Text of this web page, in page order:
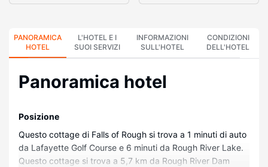
PANORAMICA
HOTEL
L'HOTEL E I
SUOI SERVIZI
INFORMAZIONI
SULL'HOTEL
CONDIZIONI
DELL'HOTEL
Panoramica hotel
Posizione
Questo cottage di Falls of Rough si trova a 1 minuti di auto
da Lafayette Golf Course e 6 minuti da Rough River Lake.
Questo cottage si trova a 5,7 km da Rough River Dam